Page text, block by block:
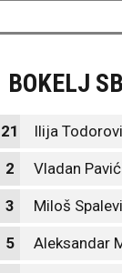
BOKELJ
21 Ilija
2 Vladan
3 Miloš
5 Aleksandar